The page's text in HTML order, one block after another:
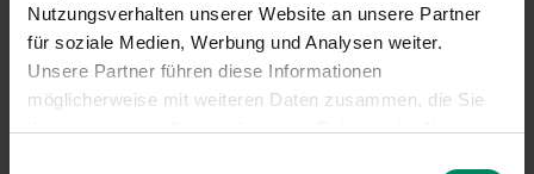
Nutzungsverhalten unserer Website an unsere Partner
für soziale Medien, Werbung und Analysen weiter.
Unsere Partner führen diese Informationen
möglicherweise mit weiteren Daten zusammen, die Sie
ihnen bereitgestellt oder die sie im Rahmen der Nutzung
die jeweilige Landesförderungsstelle an Sie
herantreten.
Eine aktuelle Privathaushaltsbestätigung.